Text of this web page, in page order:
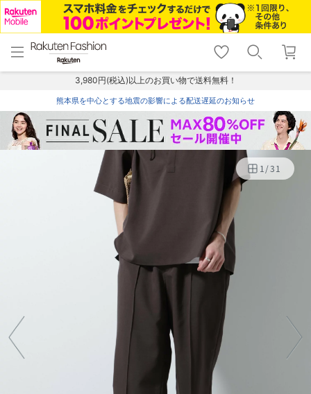
menu home
トップ
shopping_cart lock_outline
ログイン
3,980円(税込)以上のお買い物で送料無料！
熊本県を中心とする地震の影響による配送遅延のお知らせ
1/31